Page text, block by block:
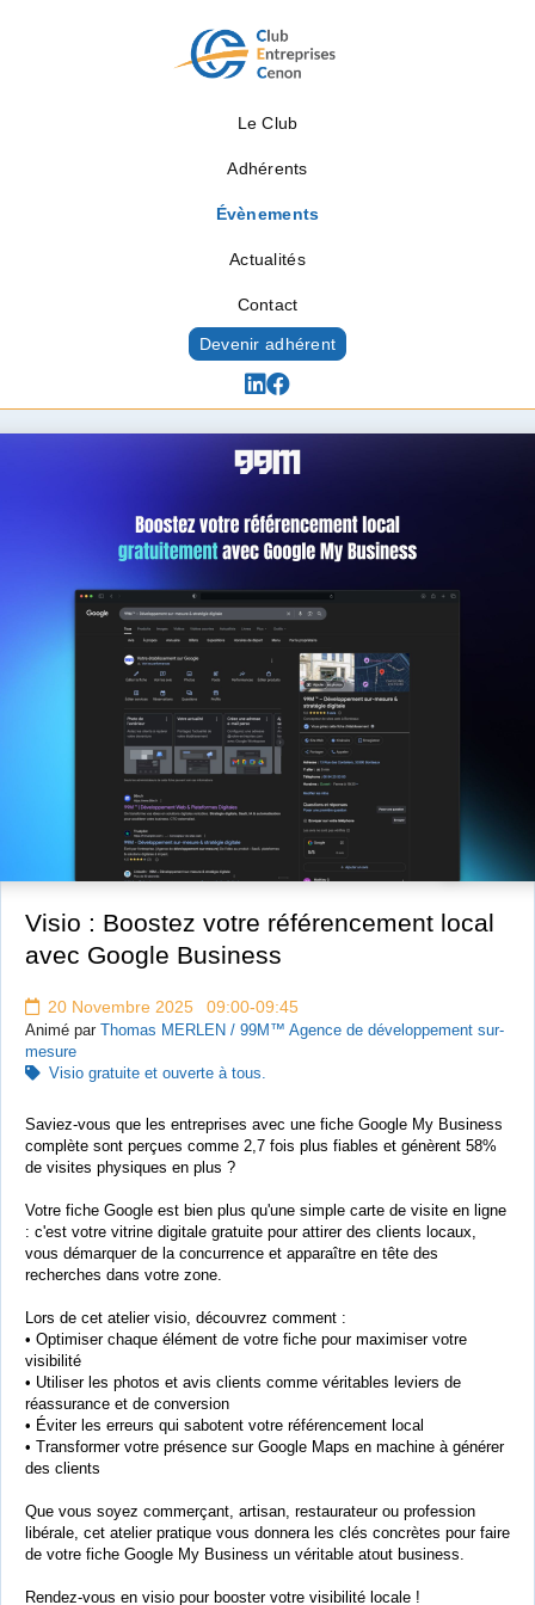
Le Club
Adhérents
Évènements
Actualités
Contact
Devenir adhérent
GRATUIT
Visio : Boostez votre référencement local
avec Google Business
20 Novembre 2025 09:00-09:45
Animé par
Thomas MERLEN / 99M™ Agence de développement sur-
mesure
Visio gratuite et ouverte à tous.
Saviez-vous que les entreprises avec une fiche Google My Business
complète sont perçues comme 2,7 fois plus fiables et génèrent 58%
de visites physiques en plus ?
Votre fiche Google est bien plus qu'une simple carte de visite en ligne
: c'est votre vitrine digitale gratuite pour attirer des clients locaux,
vous démarquer de la concurrence et apparaître en tête des
recherches dans votre zone.
Lors de cet atelier visio, découvrez comment :
• Optimiser chaque élément de votre fiche pour maximiser votre
visibilité
• Utiliser les photos et avis clients comme véritables leviers de
réassurance et de conversion
• Éviter les erreurs qui sabotent votre référencement local
• Transformer votre présence sur Google Maps en machine à générer
des clients
Que vous soyez commerçant, artisan, restaurateur ou profession
libérale, cet atelier pratique vous donnera les clés concrètes pour faire
de votre fiche Google My Business un véritable atout business.
Rendez-vous en visio pour booster votre visibilité locale !